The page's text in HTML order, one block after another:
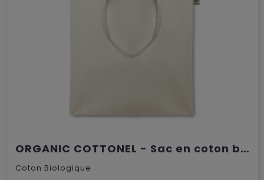
ORGANIC COTTONEL - Sac en coton bio
Coton Biologique